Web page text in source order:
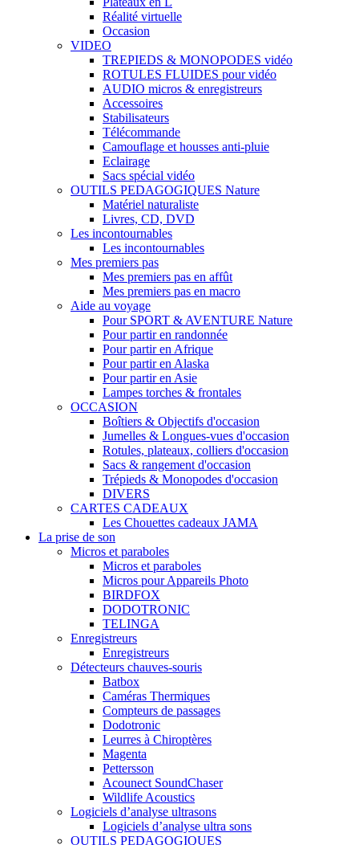
Réalité virtuelle
Occasion
VIDEO
TREPIEDS & MONOPODES vidéo
ROTULES FLUIDES pour vidéo
AUDIO micros & enregistreurs
Accessoires
Stabilisateurs
Télécommande
Camouflage et housses anti-pluie
Eclairage
Sacs spécial vidéo
OUTILS PEDAGOGIQUES Nature
Matériel naturaliste
Livres, CD, DVD
Les incontournables
Les incontournables
Mes premiers pas
Mes premiers pas en affût
Mes premiers pas en macro
Aide au voyage
Pour SPORT & AVENTURE Nature
Pour partir en randonnée
Pour partir en Afrique
Pour partir en Alaska
Pour partir en Asie
Lampes torches & frontales
OCCASION
Boîtiers & Objectifs d'occasion
Jumelles & Longues-vues d'occasion
Rotules, plateaux, colliers d'occasion
Sacs & rangement d'occasion
Trépieds & Monopodes d'occasion
DIVERS
CARTES CADEAUX
Les Chouettes cadeaux JAMA
La prise de son
Micros et paraboles
Micros et paraboles
Micros pour Appareils Photo
BIRDFOX
DODOTRONIC
TELINGA
Enregistreurs
Enregistreurs
Détecteurs chauves-souris
Batbox
Caméras Thermiques
Compteurs de passages
Dodotronic
Leurres à Chiroptères
Magenta
Pettersson
Acounect SoundChaser
Wildlife Acoustics
Logiciels d’analyse ultrasons
Logiciels d’analyse ultra sons
OUTILS PEDAGOGIQUES